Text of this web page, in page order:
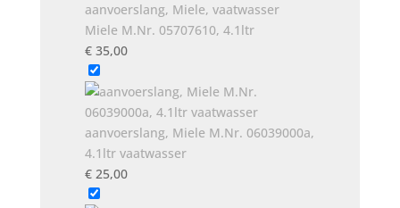
aanvoerslang, Miele, vaatwasser
Miele M.Nr. 05707610, 4.1ltr
€35,00
aanvoerslang, Miele M.Nr. 06039000a,
4.1ltr vaatwasser
€25,00